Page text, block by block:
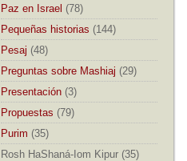
Paz en Israel (78)
Pequeñas historias (144)
Pesaj (48)
Preguntas sobre Mashiaj (29)
Presentación (3)
Propuestas (79)
Purim (35)
Rosh HaShaná-Iom Kipur (35)